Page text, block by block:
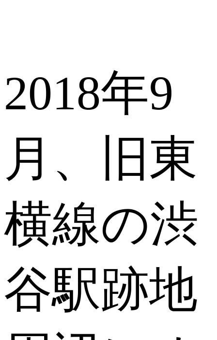
2018年9
月、旧東
横線の渋
谷駅跡地